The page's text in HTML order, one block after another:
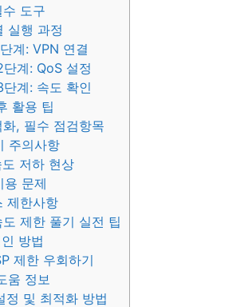
수 도구
실행 과정
계: VPN 연결
단계: QoS 설정
단계: 속도 확인
활용 팁
, 필수 점검항목
주의사항
도 저하 현상
용 문제
제한사항
제한 풀기 실전 팁
방법
제한 우회하기
움 정보
정 및 최적화 방법